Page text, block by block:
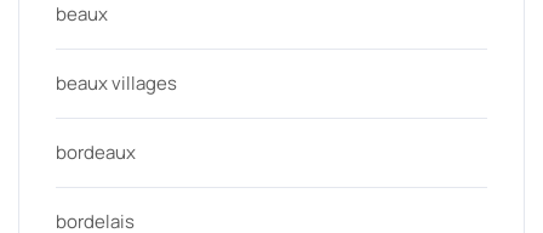
beaux
beaux villages
bordeaux
bordelais